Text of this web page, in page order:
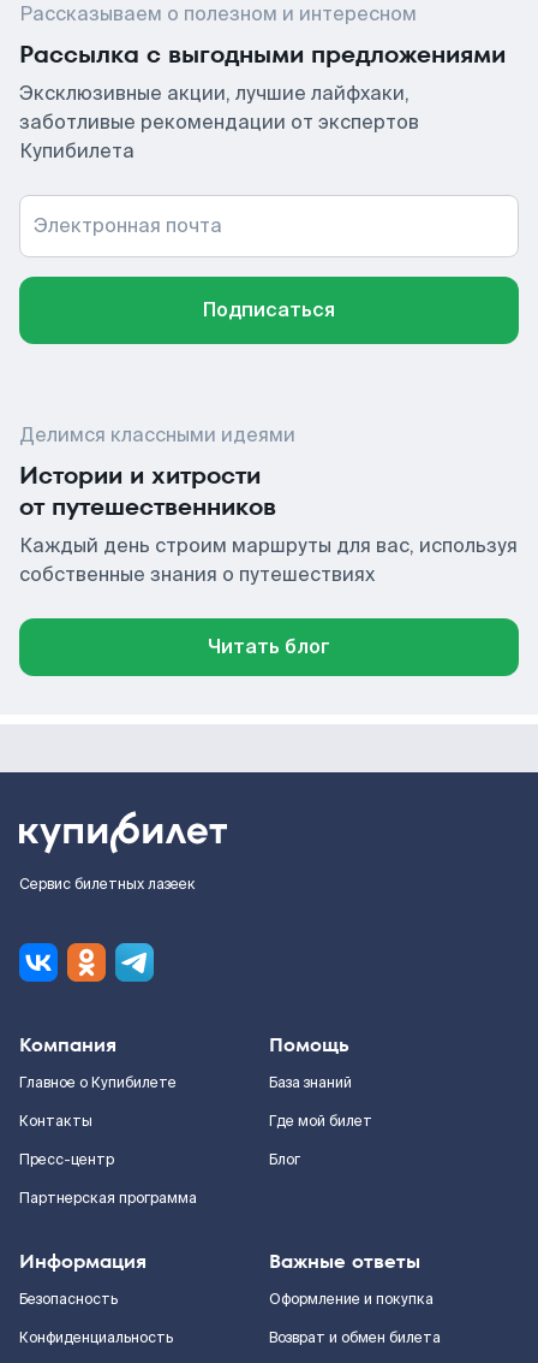
Рассказываем о полезном и интересном
Рассылка с выгодными предложениями
Эксклюзивные акции, лучшие лайфхаки,
заботливые рекомендации от экспертов
Купибилета
Электронная почта
Подписаться
Делимся классными идеями
Истории и хитрости
от путешественников
Каждый день строим маршруты для вас, используя
собственные знания о путешествиях
Читать блог
Сервис билетных лазеек
Компания
Главное о Купибилете
Контакты
Пресс-центр
Партнерская программа
Помощь
База знаний
Где мой билет
Блог
Информация
Безопасность
Конфиденциальность
Важные ответы
Оформление и покупка
Возврат и обмен билета